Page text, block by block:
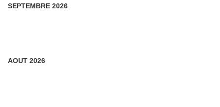
SEPTEMBRE 2026
AOUT 2026